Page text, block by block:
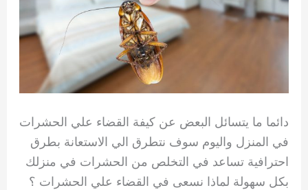
دائما ما يتسائل البعض عن كيفة القضاء علي الحشرات
في المنزل واليوم سوف نتطرق الي الاستعانة بطرق
احترافية تساعد في التخلص من الحشرات في منزلك
بكل سهولة لماذا نسعى في القضاء علي الحشرات ؟